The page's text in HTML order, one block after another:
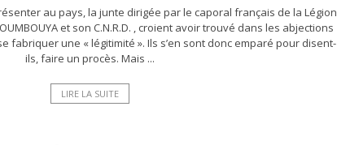
au pays, la junte dirigée par le caporal français de la Légion
et son C.N.R.D. , croient avoir trouvé dans les abjections
fabriquer une « légitimité ». Ils s’en sont donc emparé pour disent-
ils, faire un procès. Mais ...
LIRE LA SUITE